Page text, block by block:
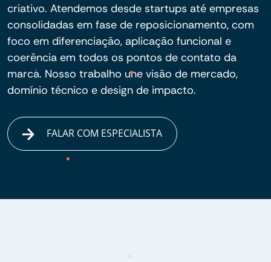
criativo. Atendemos desde startups até empresas
consolidadas em fase de reposicionamento, com
foco em diferenciação, aplicação funcional e
coerência em todos os pontos de contato da
marca. Nosso trabalho une visão de mercado,
domínio técnico e design de impacto.
FALAR COM ESPECIALISTA